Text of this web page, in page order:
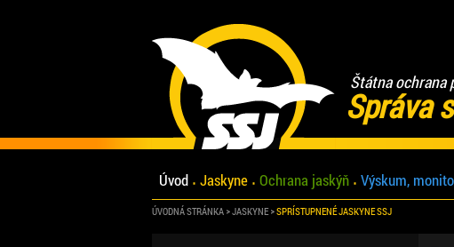
Štátna ochrana
Správa
Úvod Jaskyne Ochrana jaskýň Výskum,
ÚVODNÁ STRÁNKA JASKYNE SPRÍSTUPNENÉ JASKYNE SSJ